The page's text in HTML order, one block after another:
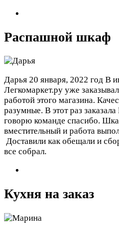
Распашной шкаф
Дарья 20 января, 2022 год В
Легкомаркет.ру уже
работой этого магазина.
разумные. В этот раз
говорю команде спасибо.
вместительный и работа
Доставили как обещали и
все собрал.
Кухня на заказ